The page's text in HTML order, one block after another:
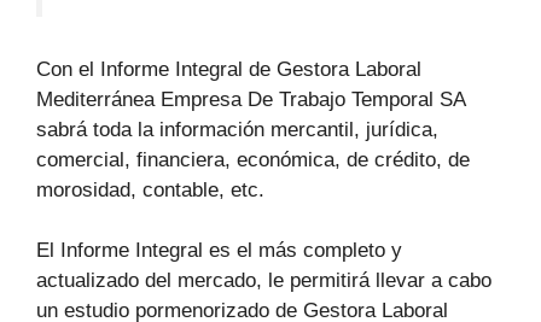
Con el Informe Integral de Gestora Laboral
Mediterránea Empresa De Trabajo Temporal SA
sabrá toda la información mercantil, jurídica,
comercial, financiera, económica, de crédito, de
morosidad, contable, etc.
El Informe Integral es el más completo y
actualizado del mercado, le permitirá llevar a cabo
un estudio pormenorizado de Gestora Laboral